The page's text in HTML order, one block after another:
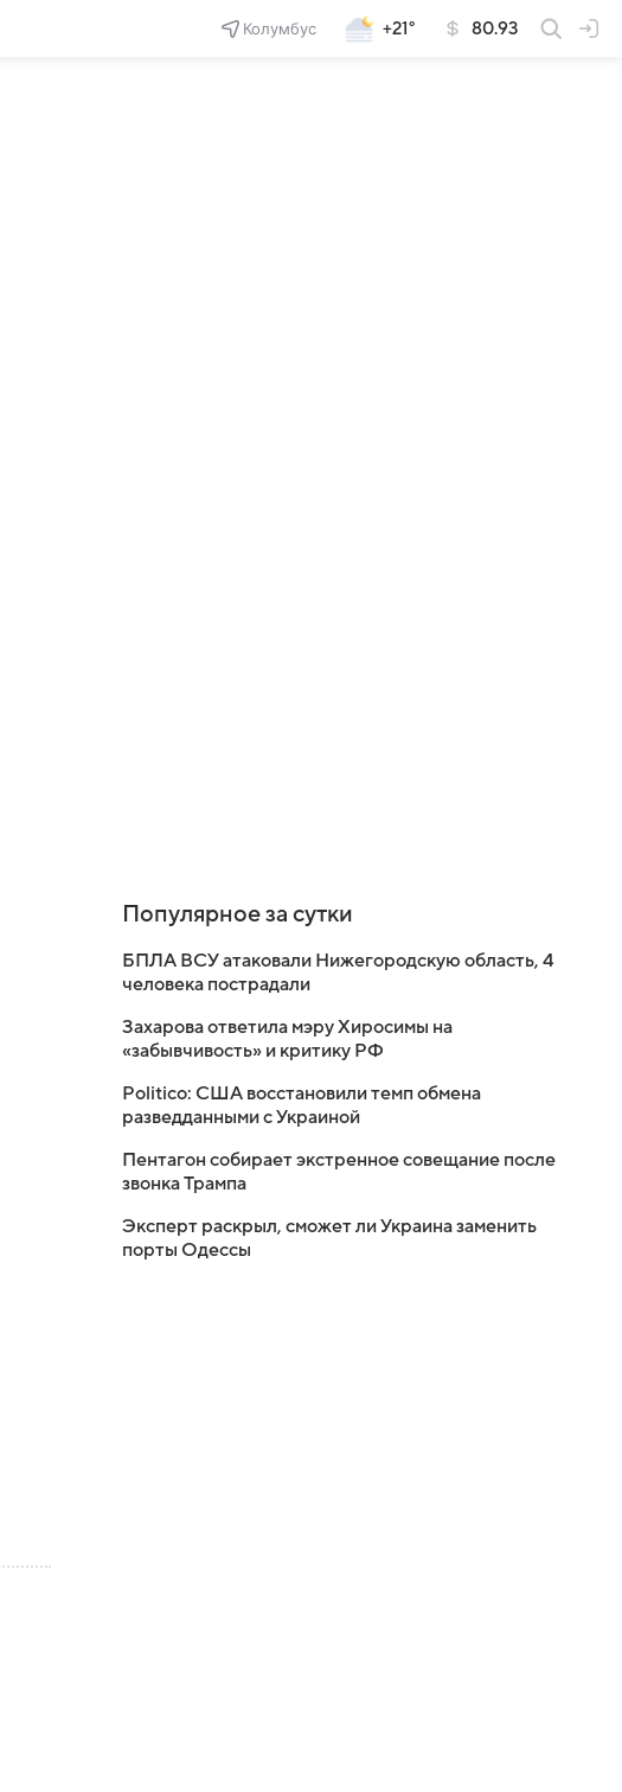
Колумбус +21° 80.93
Популярное за сутки
БПЛА ВСУ атаковали Нижегородскую область, 4
человека пострадали
Захарова ответила мэру Хиросимы на
«забывчивость» и критику РФ
Politico: США восстановили темп обмена
разведданными с Украиной
Пентагон собирает экстренное совещание после
звонка Трампа
Эксперт раскрыл, сможет ли Украина заменить
порты Одессы